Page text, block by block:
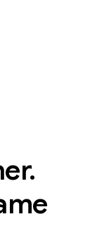
.